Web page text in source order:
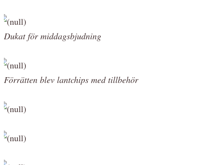
Dukat för middagsbjudning
Förrätten blev lantchips med tillbehör